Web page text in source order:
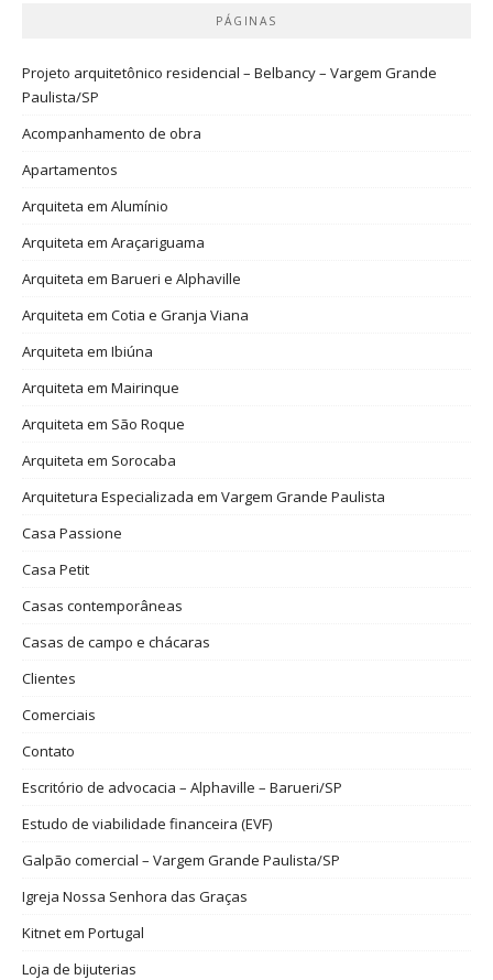
PÁGINAS
Projeto arquitetônico residencial – Belbancy – Vargem Grande
Paulista/SP
Acompanhamento de obra
Apartamentos
Arquiteta em Alumínio
Arquiteta em Araçariguama
Arquiteta em Barueri e Alphaville
Arquiteta em Cotia e Granja Viana
Arquiteta em Ibiúna
Arquiteta em Mairinque
Arquiteta em São Roque
Arquiteta em Sorocaba
Arquitetura Especializada em Vargem Grande Paulista
Casa Passione
Casa Petit
Casas contemporâneas
Casas de campo e chácaras
Clientes
Comerciais
Contato
Escritório de advocacia – Alphaville – Barueri/SP
Estudo de viabilidade financeira (EVF)
Galpão comercial – Vargem Grande Paulista/SP
Igreja Nossa Senhora das Graças
Kitnet em Portugal
Loja de bijuterias